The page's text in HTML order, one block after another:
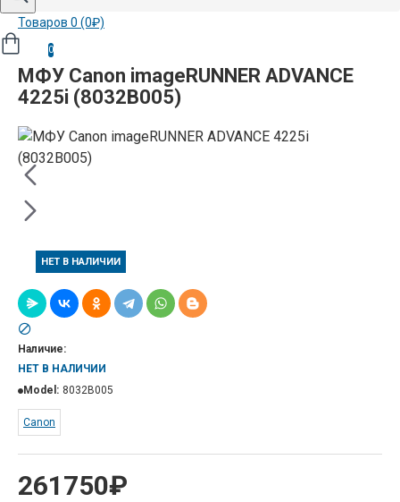
Товаров 0 (0₽)
0
МФУ Canon imageRUNNER ADVANCE
4225i (8032B005)
НЕТ В НАЛИЧИИ
261750₽
Наличие:
НЕТ В НАЛИЧИИ
Model: 8032B005
Canon